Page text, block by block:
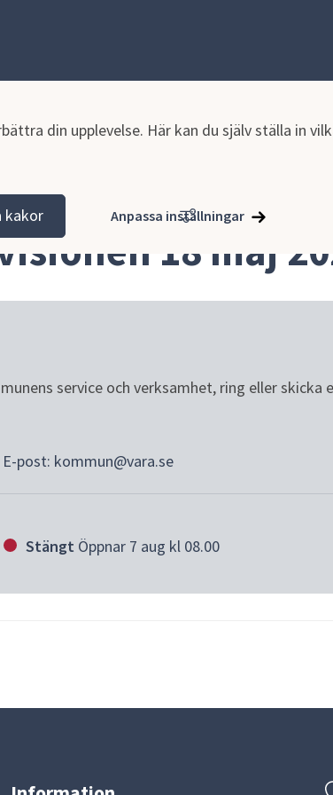
din upplevelse. Här kan du själv ställa in
kakor Anpassa inställningar
Anslagstavla
18 maj
service och verksamhet, ring eller skicka
E-post: kommun@vara.se
Stängt Öppnar 7 aug kl 08.00